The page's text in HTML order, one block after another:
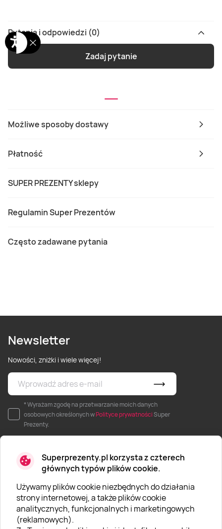
Superprezenty.pl korzysta z czterech
głównych typów plików cookie.
Używamy plików cookie niezbędnych do działania
strony internetowej, a także plików cookie
analitycznych, funkcjonalnych i marketingowych
(reklamowych).
Możliwe sposoby dostawy
Płatność
SUPER PREZENTY sklepy
Regulamin Super Prezentów
Często zadawane pytania
Pytania i odpowiedzi (0)
Zadaj pytanie
Newsletter
Nowości, zniżki i wiele więcej!
* Wyrażam zgodę na przetwarzanie moich danych
osobowych określonych wPolityce prywatnościSuper
Prezenty.
O SUPERPREZENTY
O nas